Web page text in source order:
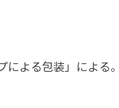
よる包装」による。